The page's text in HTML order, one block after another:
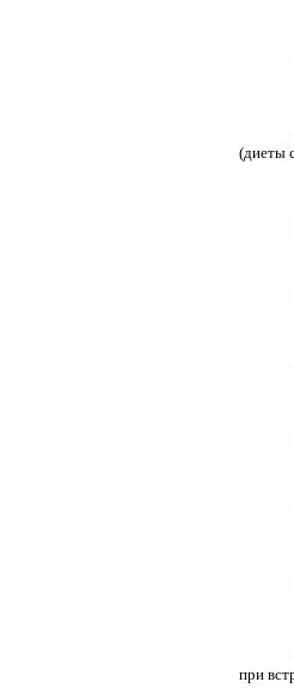
(диеты
при